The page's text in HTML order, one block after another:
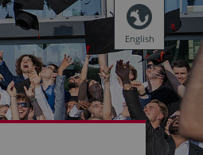
English